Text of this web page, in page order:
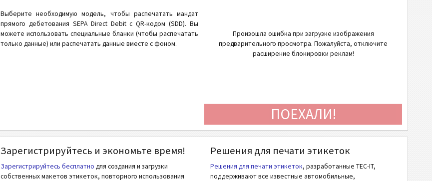
Выберите необходимую модель, чтобы распечатать мандат
прямого дебетования SEPA Direct Debit с QR-кодом (SDD). Вы
можете использовать специальные бланки (чтобы распечатать
только данные) или распечатать данные вместе с фоном.
Произошла ошибка при загрузке изображения
предварительного просмотра. Пожалуйста, отключите
расширение блокировки реклам!
ПОЕХАЛИ!
Зарегистрируйтесь и экономьте время!
Зарегистрируйтесь бесплатно для создания и загрузки
собственных макетов этикеток, повторного использования
Решения для печати этикеток
Решения для печати этикеток, разработанные TEC-IT,
поддерживают все известные автомобильные,